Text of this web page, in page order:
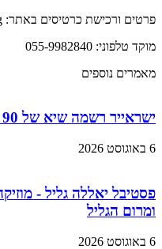
פרטים ורכישת כרטיסים באתר: www.lyric-opera.org
מוקד טלפוני: 055-9982840
מאמרים נוספים
ישראייר רשמה שיא של 90 טיסות ביום אחד
6 באוגוסט 2026
פסטיבל יאללה גליל -
ומרום הגליל
6 באוגוסט 2026